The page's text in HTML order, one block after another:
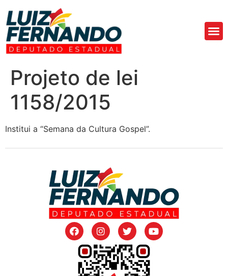
Projeto de lei
1158/2015
Institui a “Semana da Cultura Gospel”.